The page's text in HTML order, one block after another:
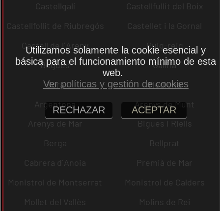
Castellgalí
Castellfullit del Boix
Castellfollit de Riubregós
Castellet i la Gornal
Castell de l´Areny
Puig-reig
Begues
Gallifa
Sora
Mediona
Argentona
Arenys de Munt
Arenys de Mar
Bigues i Riells
Berga
Bellprat
Cabrera d´Anoia
Premià de Mar
Monistrol de Montserrat
Monistrol de Calders
Mollet del Vallès
Molins de Rei
Utilizamos solamente la cookie esencial y
básica para el funcionamiento mínimo de esta
web.
Ver políticas y gestión de cookies
RECHAZAR ACEPTAR